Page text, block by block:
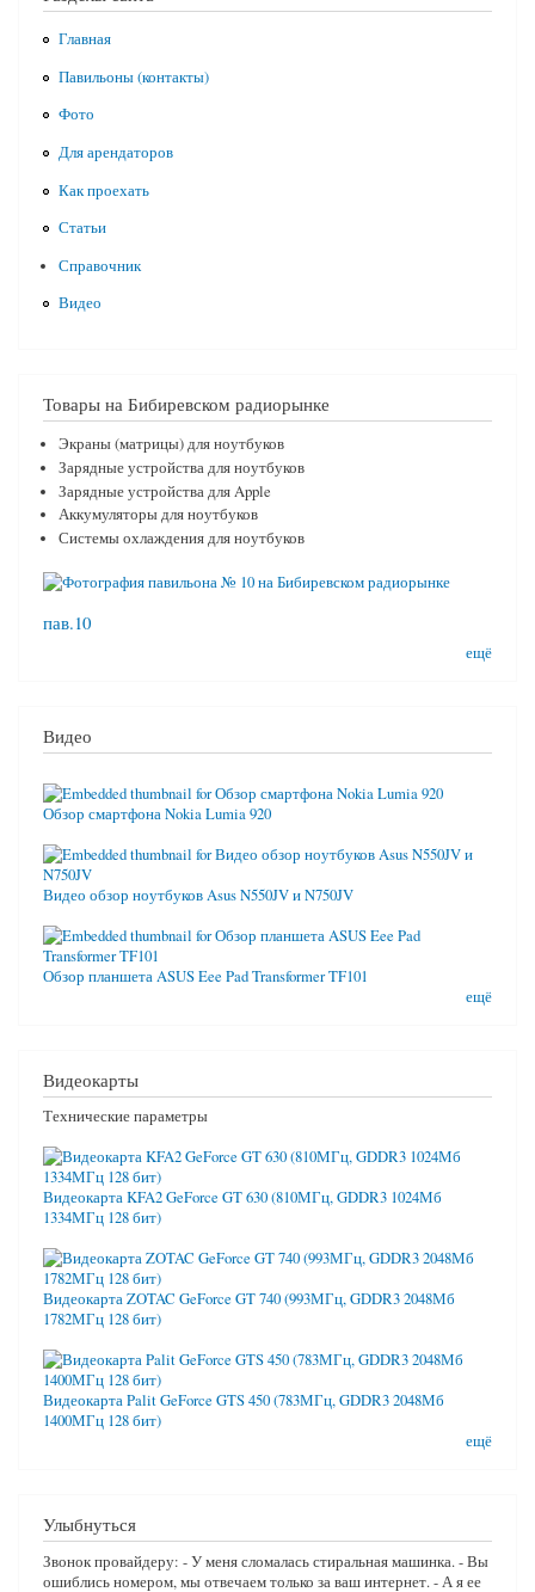
Главная
Павильоны (контакты)
Фото
Для арендаторов
Как проехать
Статьи
Справочник
Видео
Товары на Бибиревском радиорынке
Экраны (матрицы) для ноутбуков
Зарядные устройства для ноутбуков
Зарядные устройства для Apple
Аккумуляторы для ноутбуков
Системы охлаждения для ноутбуков
пав.10
ещё
Видео
Обзор смартфона Nokia Lumia 920
Видео обзор ноутбуков Asus N550JV и N750JV
Обзор планшета ASUS Eee Pad Transformer TF101
ещё
Видеокарты
Технические параметры
Видеокарта KFA2 GeForce GT 630 (810МГц, GDDR3 1024Мб
1334МГц 128 бит)
Видеокарта ZOTAC GeForce GT 740 (993МГц, GDDR3 2048Мб
1782МГц 128 бит)
Видеокарта Palit GeForce GTS 450 (783МГц, GDDR3 2048Мб
1400МГц 128 бит)
ещё
Улыбнуться
Звонок провайдеру: - У меня сломалась стиральная машинка. - Вы
ошиблись номером, мы отвечаем только за ваш интернет. - А я ее